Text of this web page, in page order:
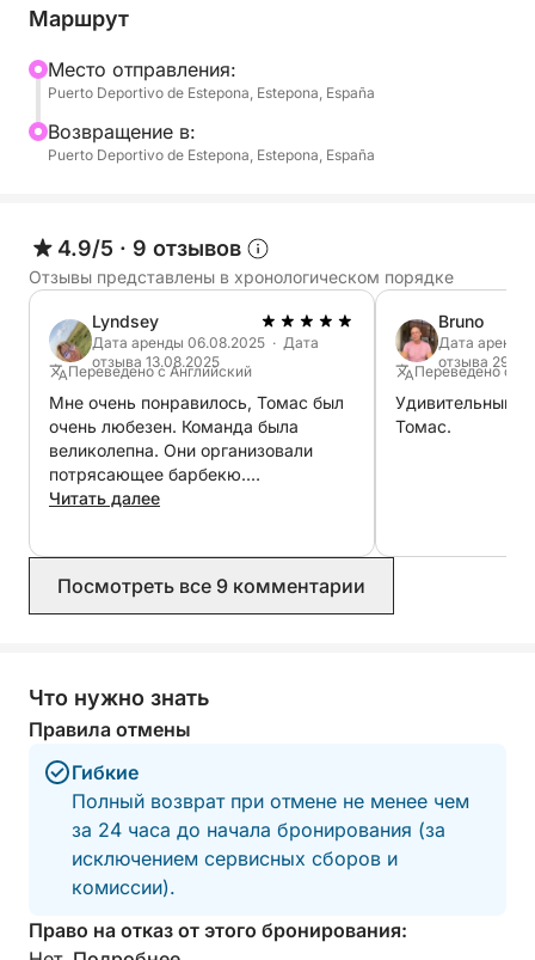
идеальным вариантом для путешественников с
позагорать и насладиться спокойным отдыхом,
плывя вдоль побережья, с возможностью
бросить якорь в кристально чистых водах.
приятное плавание в течение всего дня. Кроме
того, каждая поездка разрабатывается с учетом
ваших предпочтений, позволяя вам создать
индивидуальный маршрут, чтобы максимально
насладиться днем в море.
Судно находится в идеальном состоянии,
тщательно подготовлено для обеспечения
максимального комфорта и безопасности на
протяжении всего вашего путешествия.
Идеальный вариант для тех, кто хочет провести
целый день в море в полном комфорте и в таком
привилегированном месте, как Эстепона.
Маршрут
Mесто отправления:
Puerto Deportivo de Estepona, Estepona, España
Bозвращение в:
Puerto Deportivo de Estepona, Estepona, España
4.9/5 · 9 отзывов
Отзывы представлены в хронологическом порядке
Lyndsey
Дата аренды 06.08.2025 · Дата
отзыва 13.08.2025
Переведено с Английский
Мне очень понравилось, Томас был
очень любезен. Команда была
великолепна. Они организовали
потрясающее барбекю.
Рекомендую на все 100% ?
Читать далее
Bruno
Дата аренды
отзыва
Переведено с
Удивительный
Томас.
Посмотреть все 9 комментарии
Что нужно знать
Правила отмены
Гибкие
Полный возврат при отмене не менее чем
за 24 часа до начала бронирования (за
исключением сервисных сборов и
комиссии).
Право на отказ от этого бронирования: